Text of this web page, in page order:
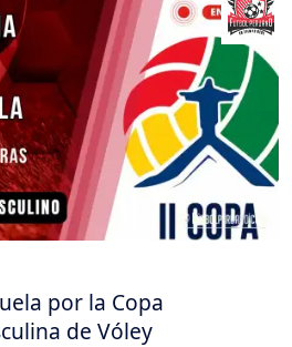
por la Copa
de Vóley